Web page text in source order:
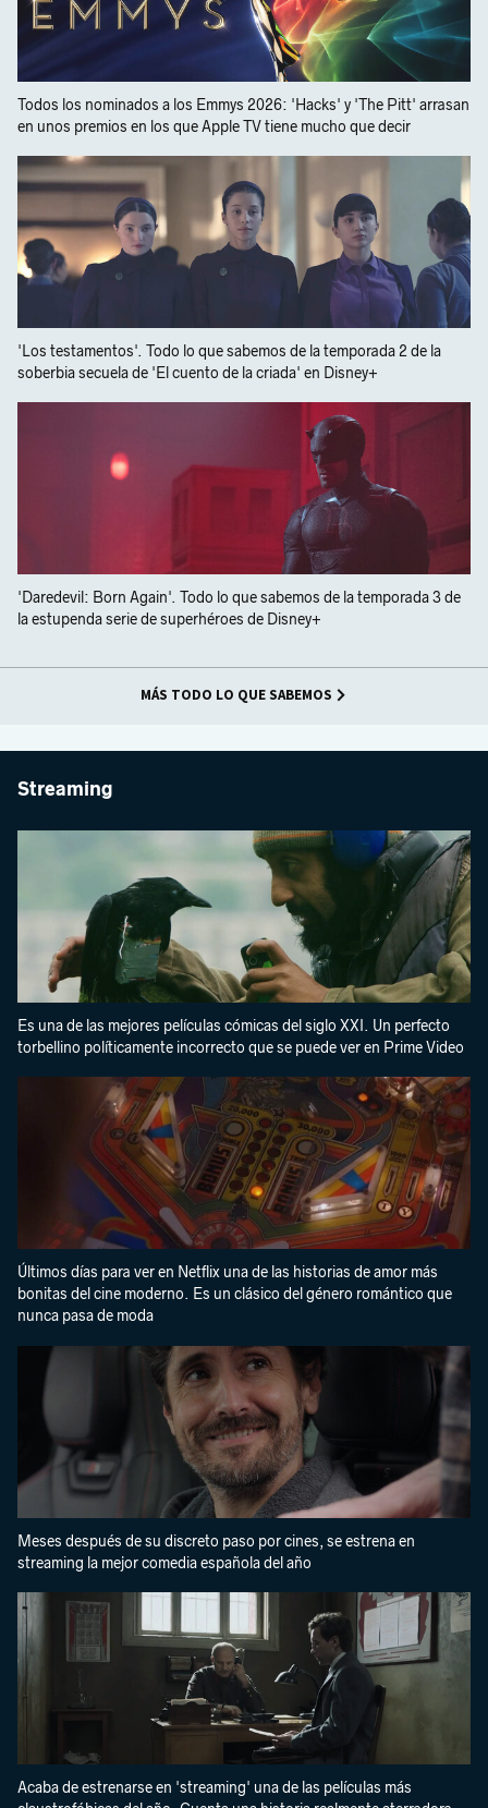
Todos los nominados a los Emmys 2026: 'Hacks' y 'The Pitt' arrasan
en unos premios en los que Apple TV tiene mucho que decir
'Los testamentos'. Todo lo que sabemos de la temporada 2 de la
soberbia secuela de 'El cuento de la criada' en Disney+
'Daredevil: Born Again'. Todo lo que sabemos de la temporada 3 de
la estupenda serie de superhéroes de Disney+
MÁS TODO LO QUE SABEMOS
Streaming
Es una de las mejores películas cómicas del siglo XXI. Un perfecto
torbellino políticamente incorrecto que se puede ver en Prime Video
Últimos días para ver en Netflix una de las historias de amor más
bonitas del cine moderno. Es un clásico del género romántico que
nunca pasa de moda
Meses después de su discreto paso por cines, se estrena en
streaming la mejor comedia española del año
Acaba de estrenarse en 'streaming' una de las películas más